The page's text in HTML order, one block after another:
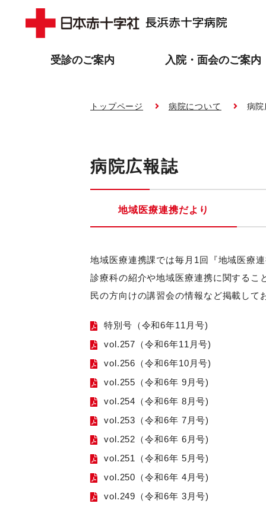
受診のご案内 入院・面会のご案内
トップページ 病院について 病
病院広報誌
地域医療連携だより
地域医療連携課では毎月1回『地域医療
診療科の紹介や地域医療連携に関するこ
民の方向けの講習会の情報など掲載して
特別号（令和6年11月号)
vol.257（令和6年11月号)
vol.256（令和6年10月号)
vol.255（令和6年 9月号)
vol.254（令和6年 8月号)
vol.253（令和6年 7月号)
vol.252（令和6年 6月号)
vol.251（令和6年 5月号)
vol.250（令和6年 4月号)
vol.249（令和6年 3月号)